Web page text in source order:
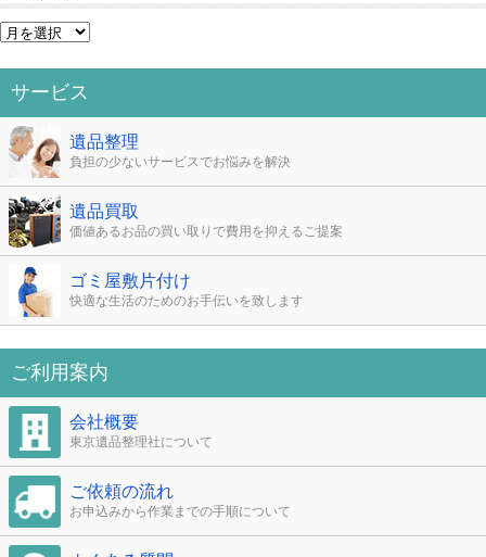
サービス
遺品整理
負担の少ないサービスでお悩みを解決
遺品買取
価値あるお品の買い取りで費用を抑えるご提案
ゴミ屋敷片付け
快適な生活のためのお手伝いを致します
ご利用案内
会社概要
東京遺品整理社について
ご依頼の流れ
お申込みから作業までの手順について